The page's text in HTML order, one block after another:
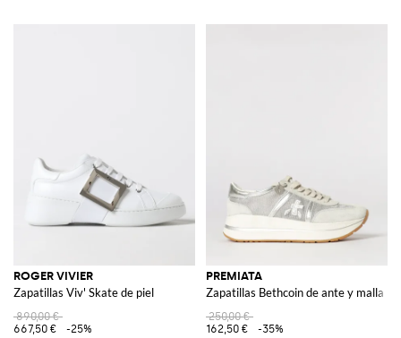
ROGER VIVIER
Zapatillas Viv' Skate de piel
890,00 €
667,50 €
-25%
PREMIATA
Zapatillas Bethcoin de ante y malla
250,00 €
162,50 €
-35%